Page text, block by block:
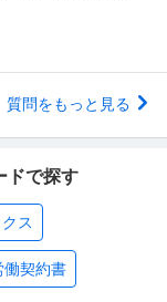
質問をもっと見る
ドで探す
ス
働契約書